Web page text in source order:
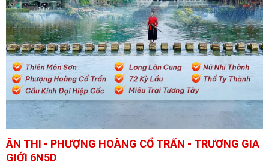
ÂN THI - PHƯỢNG HOÀNG CỔ TRẤN - TRƯƠNG GIA
GIỚI 6N5D